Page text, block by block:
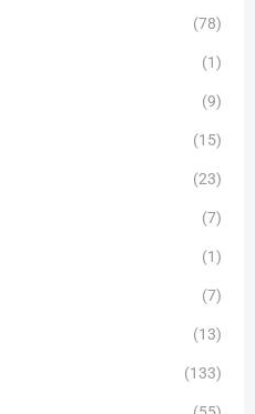
(78)
(1)
(9)
(15)
(23)
(7)
(1)
(7)
(13)
(133)